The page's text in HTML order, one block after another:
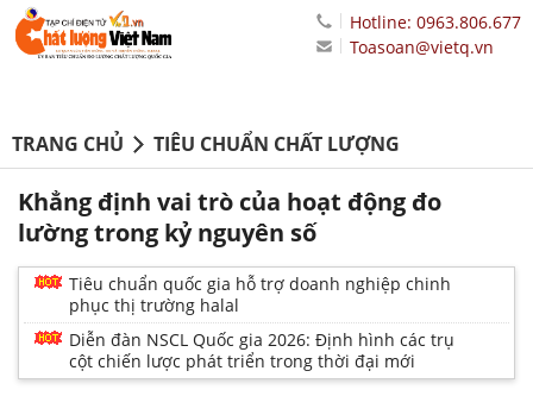
Hotline: 0963.806.677
Toasoan@vietq.vn
TRANG CHỦ TIÊU CHUẨN CHẤT LƯỢNG
Khẳng định vai trò của hoạt động đo
lường trong kỷ nguyên số
Tiêu chuẩn quốc gia hỗ trợ doanh nghiệp chinh
phục thị trường halal
Diễn đàn NSCL Quốc gia 2026: Định hình các trụ
cột chiến lược phát triển trong thời đại mới